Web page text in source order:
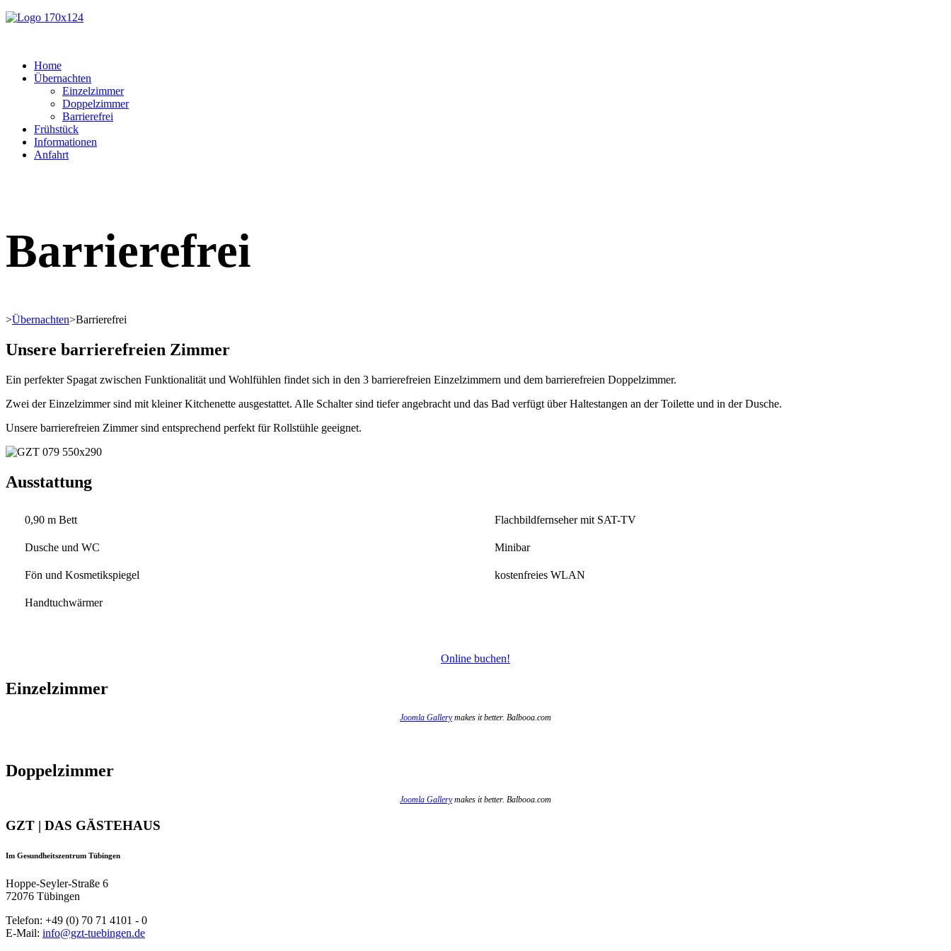
Home
Übernachten
Einzelzimmer
Doppelzimmer
Barrierefrei
Frühstück
Informationen
Anfahrt
Barrierefrei
>Übernachten>Barrierefrei
Unsere barrierefreien Zimmer
Ein perfekter Spagat zwischen Funktionalität und Wohlfühlen findet sich in den 3 barrierefreien Einzelzimmern und dem barrierefreien Doppelzimmer.
Zwei der Einzelzimmer sind mit kleiner Kitchenette ausgestattet. Alle Schalter sind tiefer angebracht und das Bad verfügt über Haltestangen an der Toilette und in der Dusche.
Unsere barrierefreien Zimmer sind entsprechend perfekt für Rollstühle geeignet.
Ausstattung
0,90 m Bett Flachbildfernseher mit SAT-TV
Dusche und WC Minibar
Fön und Kosmetikspiegel kostenfreies WLAN
Handtuchwärmer
Online buchen!
Einzelzimmer
Joomla Gallerymakes it better. Balbooa.com
Doppelzimmer
Joomla Gallerymakes it better. Balbooa.com
GZT | DAS GÄSTEHAUS
Im Gesundheitszentrum Tübingen
Hoppe-Seyler-Straße 6
72076 Tübingen
Telefon: +49 (0) 70 71 4101 - 0
E-Mail: info@gzt-tuebingen.de